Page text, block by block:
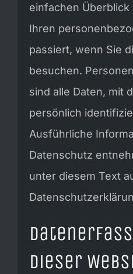
einfachen
Ihren
passiert, wenn Sie
besuchen.
sind alle Daten, mit
persönlich
Ausführliche
Datenschutz
unter diesem Text
dieser